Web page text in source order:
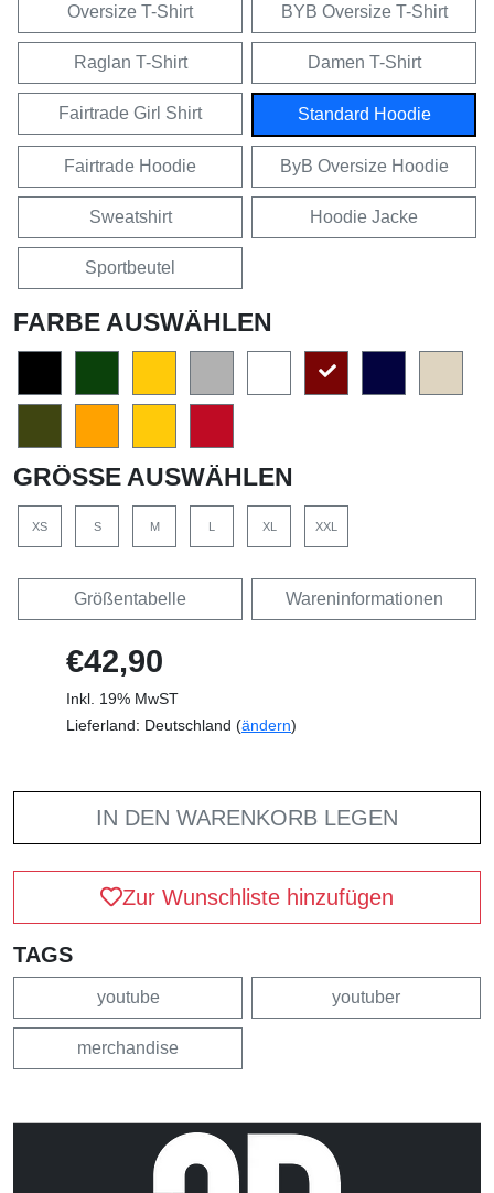
Oversize T-Shirt BYB Oversize T-Shirt
Raglan T-Shirt Damen T-Shirt
Fairtrade Girl Shirt Standard Hoodie
Fairtrade Hoodie ByB Oversize Hoodie
Sweatshirt Hoodie Jacke
Sportbeutel
FARBE AUSWÄHLEN
GRÖSSE AUSWÄHLEN
XS S M L XL XXL
Größentabelle Wareninformationen
€42,90
Inkl. 19% MwST
Lieferland: Deutschland (ändern)
IN DEN WARENKORB LEGEN
Zur Wunschliste hinzufügen
TAGS
youtube youtuber
merchandise